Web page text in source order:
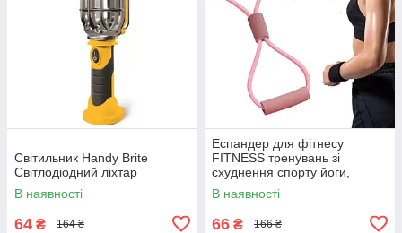
Світильник Handy Brite
Світлодіодний ліхтар
В наявності
64 ₴ 164 ₴
Еспандер для фітнесу
FITNESS тренувань зі
схуднення спорту йоги,
вісімка, для чоловіків жінок
В наявності
66 ₴ 166 ₴